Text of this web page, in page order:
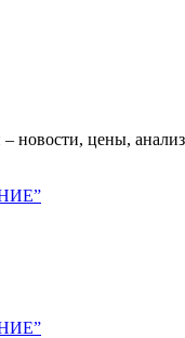
новости, цены,